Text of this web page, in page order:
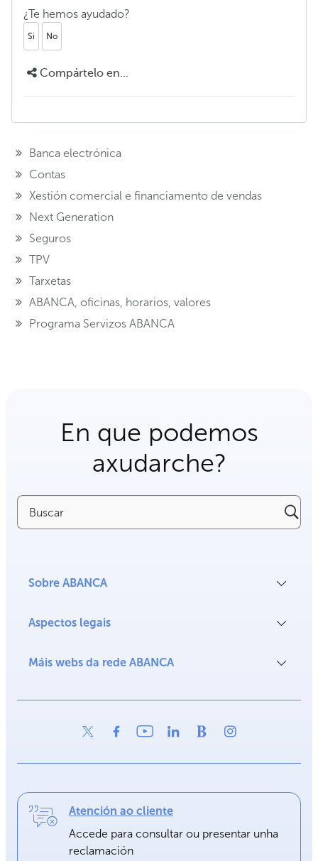
¿Te hemos ayudado?
Si No
Compártelo en...
Banca electrónica
Contas
Xestión comercial e financiamento de vendas
Next Generation
Seguros
TPV
Tarxetas
ABANCA, oficinas, horarios, valores
Programa Servizos ABANCA
En que podemos
axudarche?
Buscar
Sobre ABANCA
Aspectos legais
Máis webs da rede ABANCA
Atención ao cliente
Accede para consultar ou presentar unha
reclamación